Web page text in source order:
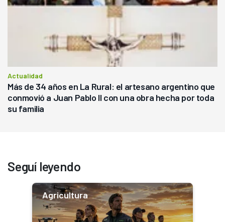
Actualidad
Más de 34 años en La Rural: el artesano argentino que
conmovió a Juan Pablo II con una obra hecha por toda
su familia
Seguí leyendo
Agricultura